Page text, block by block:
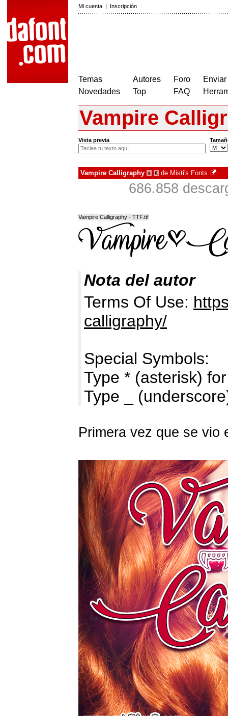
Mi cuenta | Inscripción
Temas
Novedades
Autores
Top
Foro
FAQ
Vampire
Vista previa
Vampire Calligraphy à € de Misti's Fonts
686.858
Vampire Calligraphy - TTF.ttf
Nota del autor
Terms Of Use:
calligraphy/
Special Symbols:
Type * (asterisk)
Type _
Primera vez que se vio